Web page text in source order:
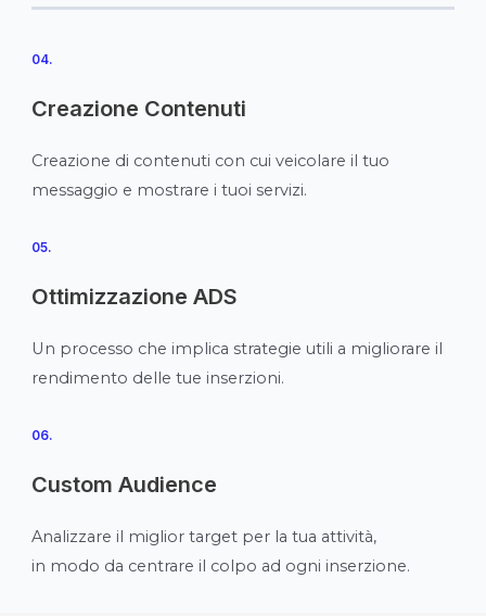
04.
Creazione Contenuti
Creazione di contenuti con cui veicolare il tuo
messaggio e mostrare i tuoi servizi.
05.
Ottimizzazione ADS
Un processo che implica strategie utili a migliorare il
rendimento delle tue inserzioni.
06.
Custom Audience
Analizzare il miglior target per la tua attività,
in modo da centrare il colpo ad ogni inserzione.